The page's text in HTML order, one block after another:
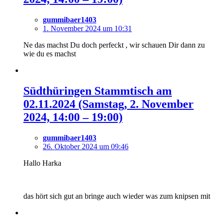
gummibaer1403
1. November 2024 um 10:31
Ne das machst Du doch perfeckt , wir schauen Dir dann zu
wie du es machst
Südthüringen Stammtisch am
02.11.2024 (Samstag, 2. November
2024, 14:00 – 19:00)
gummibaer1403
26. Oktober 2024 um 09:46
Hallo Harka
das hört sich gut an bringe auch wieder was zum knipsen mit